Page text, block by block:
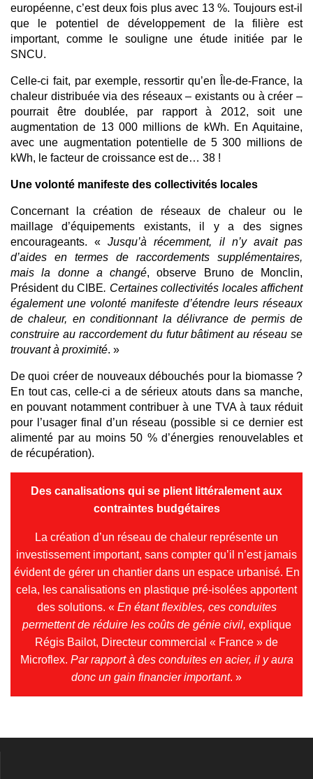
européenne, c’est deux fois plus avec 13 %. Toujours est-il
que le potentiel de développement de la filière est
important, comme le souligne une étude initiée par le
SNCU.
Celle-ci fait, par exemple, ressortir qu’en Île-de-France, la
chaleur distribuée via des réseaux – existants ou à créer –
pourrait être doublée, par rapport à 2012, soit une
augmentation de 13 000 millions de kWh. En Aquitaine,
avec une augmentation potentielle de 5 300 millions de
kWh, le facteur de croissance est de… 38 !
Une volonté manifeste des collectivités locales
Concernant la création de réseaux de chaleur ou le
maillage d’équipements existants, il y a des signes
encourageants. «Jusqu’à récemment, il n’y avait pas
d’aides en termes de raccordements supplémentaires,
mais la donne a changé, observe Bruno de Monclin,
Président du CIBE. Certaines collectivités locales affichent
également une volonté manifeste d’étendre leurs réseaux
de chaleur, en conditionnant la délivrance de permis de
construire au raccordement du futur bâtiment au réseau se
trouvant à proximité. »
De quoi créer de nouveaux débouchés pour la biomasse ?
En tout cas, celle-ci a de sérieux atouts dans sa manche,
en pouvant notamment contribuer à une TVA à taux réduit
pour l’usager final d’un réseau (possible si ce dernier est
alimenté par au moins 50 % d’énergies renouvelables et
de récupération).
Des canalisations qui se plient littéralement aux
contraintes budgétaires
La création d’un réseau de chaleur représente un
investissement important, sans compter qu’il n’est jamais
évident de gérer un chantier dans un espace urbanisé. En
cela, les canalisations en plastique pré-isolées apportent
des solutions. « En étant flexibles, ces conduites
permettent de réduire les coûts de génie civil, explique
Régis Bailot, Directeur commercial « France » de
Microflex. Par rapport à des conduites en acier, il y aura
donc un gain financier important. »